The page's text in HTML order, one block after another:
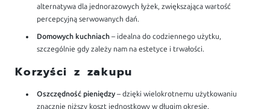
alternatywa dla jednorazowych łyżek, zwiększająca wartość
percepcyjną serwowanych dań.
Domowych kuchniach – idealna do codziennego użytku,
szczególnie gdy zależy nam na estetyce i trwałości.
Korzyści z zakupu
Oszczędność pieniędzy – dzięki wielokrotnemu użytkowaniu
znacznie niższy koszt jednostkowy w długim okresie.